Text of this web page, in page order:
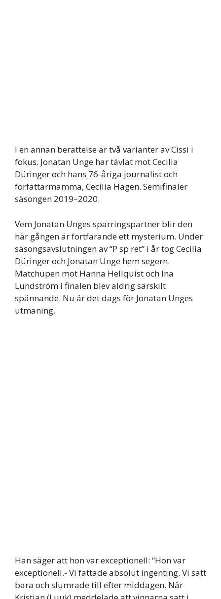
I en annan berättelse är två varianter av Cissi i
fokus. Jonatan Unge har tävlat mot Cecilia
Düringer och hans 76-åriga journalist och
författarmamma, Cecilia Hagen. Semifinaler
säsongen 2019–2020.
Vem Jonatan Unges sparringspartner blir den
här gången är fortfarande ett mysterium. Under
säsongsavslutningen av “P sp ret” i år tog Cecilia
Düringer och Jonatan Unge hem segern.
Matchupen mot Hanna Hellquist och Ina
Lundström i finalen blev aldrig särskilt
spännande. Nu är det dags för Jonatan Unges
utmaning.
Han säger att hon var exceptionell: “Hon var
exceptionell.- Vi fattade absolut ingenting. Vi satt
bara och slumrade till efter middagen. När